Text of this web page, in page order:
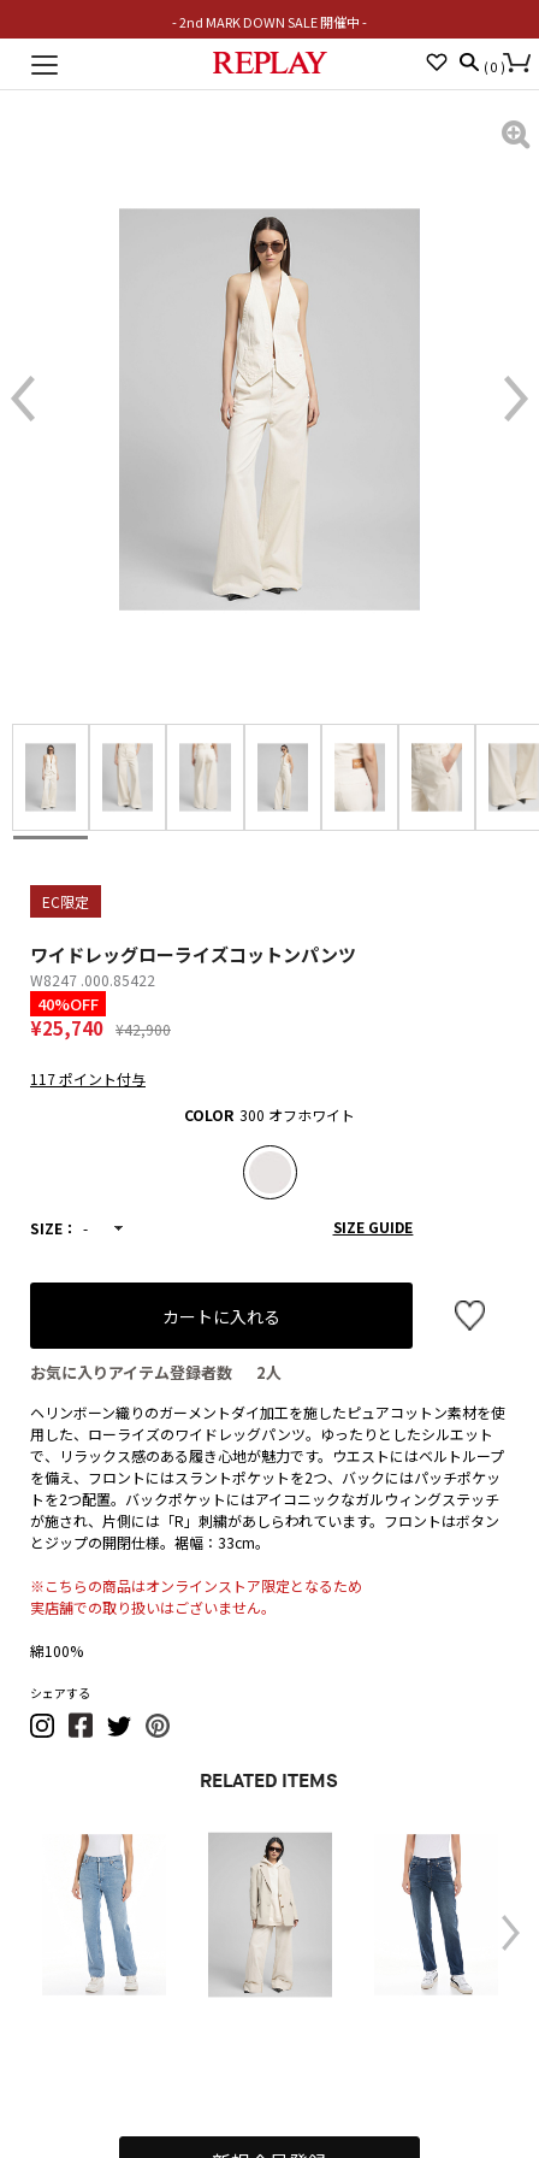
- 2nd MARK DOWN SALE 開催中 -
Toggle
( 0 )
EC限定
ワイドレッグローライズコットンパンツ
W8247 .000.85422
40%OFF
¥25,740 ¥42,900
117 ポイント付与
COLOR 300 オフホワイト
SIZE： - SIZE GUIDE
カートに入れる
お気に入りアイテム登録者数 2人
ヘリンボーン織りのガーメントダイ加工を施したピュアコットン素材を使
用した、ローライズのワイドレッグパンツ。ゆったりとしたシルエット
で、リラックス感のある履き心地が魅力です。ウエストにはベルトループ
を備え、フロントにはスラントポケットを2つ、バックにはパッチポケッ
トを2つ配置。バックポケットにはアイコニックなガルウィングステッチ
が施され、片側には「R」刺繍があしらわれています。フロントはボタン
とジップの開閉仕様。裾幅：33cm。
※こちらの商品はオンラインストア限定となるため
実店舗での取り扱いはございません。
綿100%
シェアする
RELATED ITEMS